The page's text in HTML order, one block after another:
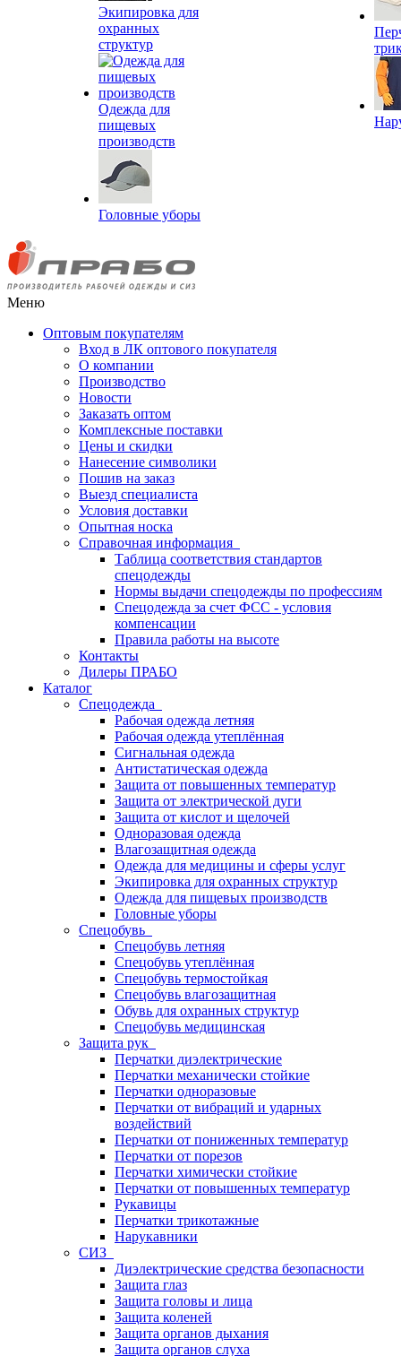
Экипировка для
охранных
структур
Одежда для
пищевых
производств
Головные уборы
Меню
Оптовым покупателям
Вход в ЛК оптового покупателя
О компании
Производство
Новости
Заказать оптом
Комплексные поставки
Цены и скидки
Нанесение символики
Пошив на заказ
Выезд специалиста
Условия доставки
Опытная носка
Справочная информация
Таблица соответствия стандартов
спецодежды
Нормы выдачи спецодежды по профессиям
Спецодежда за счет ФСС - условия
компенсации
Правила работы на высоте
Контакты
Дилеры ПРАБО
Каталог
Спецодежда
Рабочая одежда летняя
Рабочая одежда утеплённая
Сигнальная одежда
Антистатическая одежда
Защита от повышенных температур
Защита от электрической дуги
Защита от кислот и щелочей
Одноразовая одежда
Влагозащитная одежда
Одежда для медицины и сферы услуг
Экипировка для охранных структур
Одежда для пищевых производств
Головные уборы
Спецобувь
Спецобувь летняя
Спецобувь утеплённая
Спецобувь термостойкая
Спецобувь влагозащитная
Обувь для охранных структур
Спецобувь медицинская
Защита рук
Перчатки диэлектрические
Перчатки механически стойкие
Перчатки одноразовые
Перчатки от вибраций и ударных
воздействий
Перчатки от пониженных температур
Перчатки от порезов
Перчатки химически стойкие
Перчатки от повышенных температур
Рукавицы
Перчатки трикотажные
Нарукавники
СИЗ
Диэлектрические средства безопасности
Защита глаз
Защита головы и лица
Защита коленей
Защита органов дыхания
Защита органов слуха